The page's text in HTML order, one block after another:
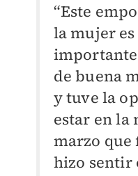
“Este
la mujer
de buena
y tuve la
estar en la
marzo que
hizo sentir